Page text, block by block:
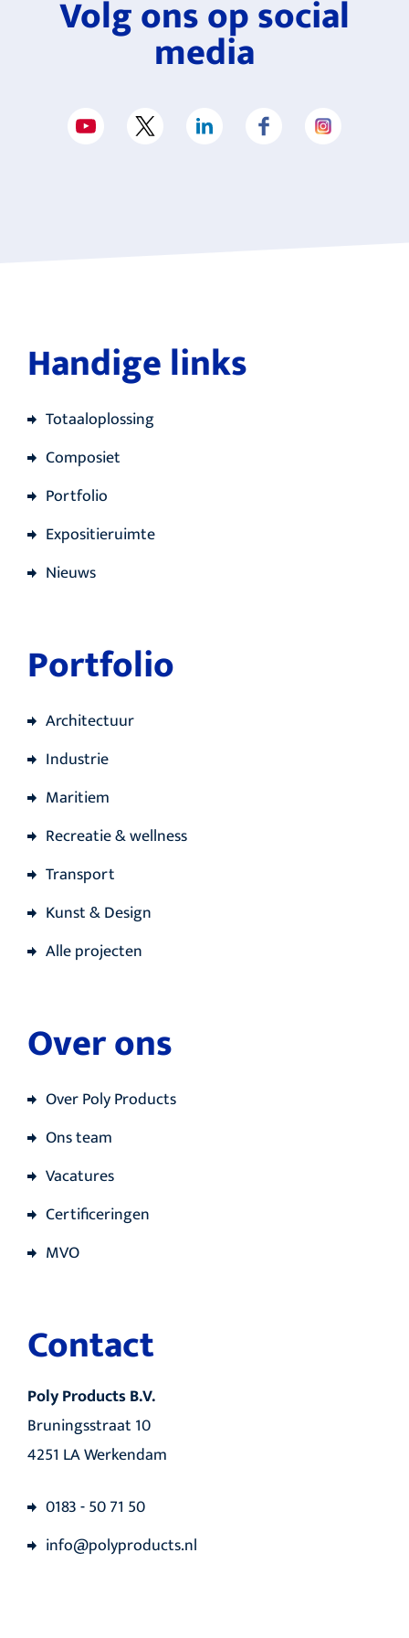
Volg ons op social
media
Handige links
Totaaloplossing
Composiet
Portfolio
Expositieruimte
Nieuws
Portfolio
Architectuur
Industrie
Maritiem
Recreatie & wellness
Transport
Kunst & Design
Alle projecten
Over ons
Over Poly Products
Ons team
Vacatures
Certificeringen
MVO
Contact
Poly Products B.V.
Bruningsstraat 10
4251 LA Werkendam
0183 - 50 71 50
info@polyproducts.nl